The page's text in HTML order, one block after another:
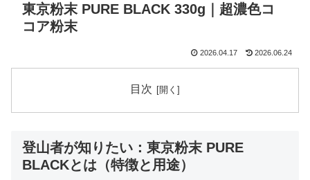
東京粉末 PURE BLACK 330g｜超濃色コ
コア粉末
2026.04.17 2026.06.24
目次
登山者が知りたい：東京粉末 PURE
BLACKとは（特徴と用途）